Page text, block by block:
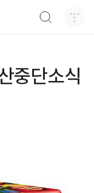
중단소식